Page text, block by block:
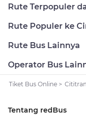
Rute Terpopuler
Rute Populer ke
Rute Bus Lainnya
Operator Bus
Tiket Bus Online >
Tentang redBus